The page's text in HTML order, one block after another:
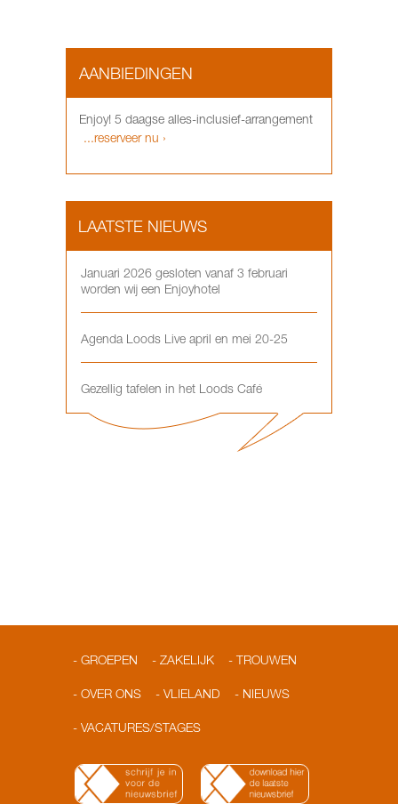
AANBIEDINGEN
Enjoy! 5 daagse alles-inclusief-arrangement
...reserveer nu ›
LAATSTE NIEUWS
Januari 2026 gesloten vanaf 3 februari
worden wij een Enjoyhotel
Agenda Loods Live april en mei 20-25
Gezellig tafelen in het Loods Café
GROEPEN ZAKELIJK TROUWEN
OVER ONS VLIELAND NIEUWS
VACATURES/STAGES